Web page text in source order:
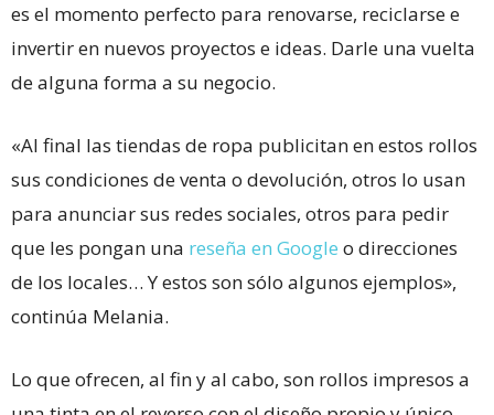
es el momento perfecto para renovarse, reciclarse e
invertir en nuevos proyectos e ideas. Darle una vuelta
de alguna forma a su negocio.
«Al final las tiendas de ropa publicitan en estos rollos
sus condiciones de venta o devolución, otros lo usan
para anunciar sus redes sociales, otros para pedir
que les pongan una reseña en Google o direcciones
de los locales… Y estos son sólo algunos ejemplos»,
continúa Melania.
Lo que ofrecen, al fin y al cabo, son rollos impresos a